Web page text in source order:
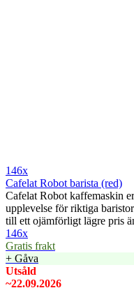
146x
Cafelat Robot barista (red)
Cafelat Robot kaffemaskin
upplevelse för riktiga
till ett ojämförligt lägre pris
146x
Gratis frakt
+ Gåva
Utsåld
~22.09.2026